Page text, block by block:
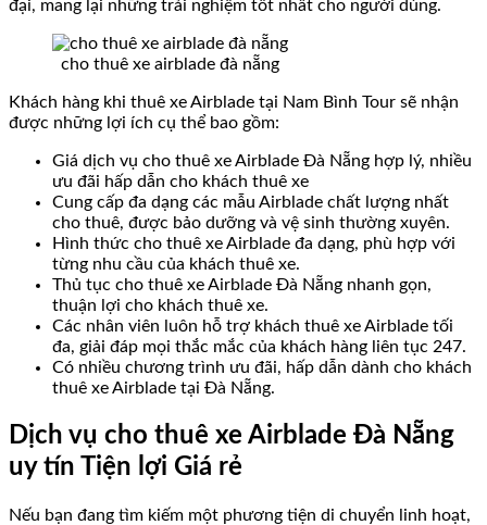
đại, mang lại những trải nghiệm tốt nhất cho người dùng.
cho thuê xe airblade đà nẵng
Khách hàng khi thuê xe Airblade tại Nam Bình Tour sẽ nhận
được những lợi ích cụ thể bao gồm:
Giá dịch vụ cho thuê xe Airblade Đà Nẵng hợp lý, nhiều
ưu đãi hấp dẫn cho khách thuê xe
Cung cấp đa dạng các mẫu Airblade chất lượng nhất
cho thuê, được bảo dưỡng và vệ sinh thường xuyên.
Hình thức cho thuê xe Airblade đa dạng, phù hợp với
từng nhu cầu của khách thuê xe.
Thủ tục cho thuê xe Airblade Đà Nẵng nhanh gọn,
thuận lợi cho khách thuê xe.
Các nhân viên luôn hỗ trợ khách thuê xe Airblade tối
đa, giải đáp mọi thắc mắc của khách hàng liên tục 247.
Có nhiều chương trình ưu đãi, hấp dẫn dành cho khách
thuê xe Airblade tại Đà Nẵng.
Dịch vụ cho thuê xe Airblade Đà Nẵng
uy tín Tiện lợi Giá rẻ
Nếu bạn đang tìm kiếm một phương tiện di chuyển linh hoạt,